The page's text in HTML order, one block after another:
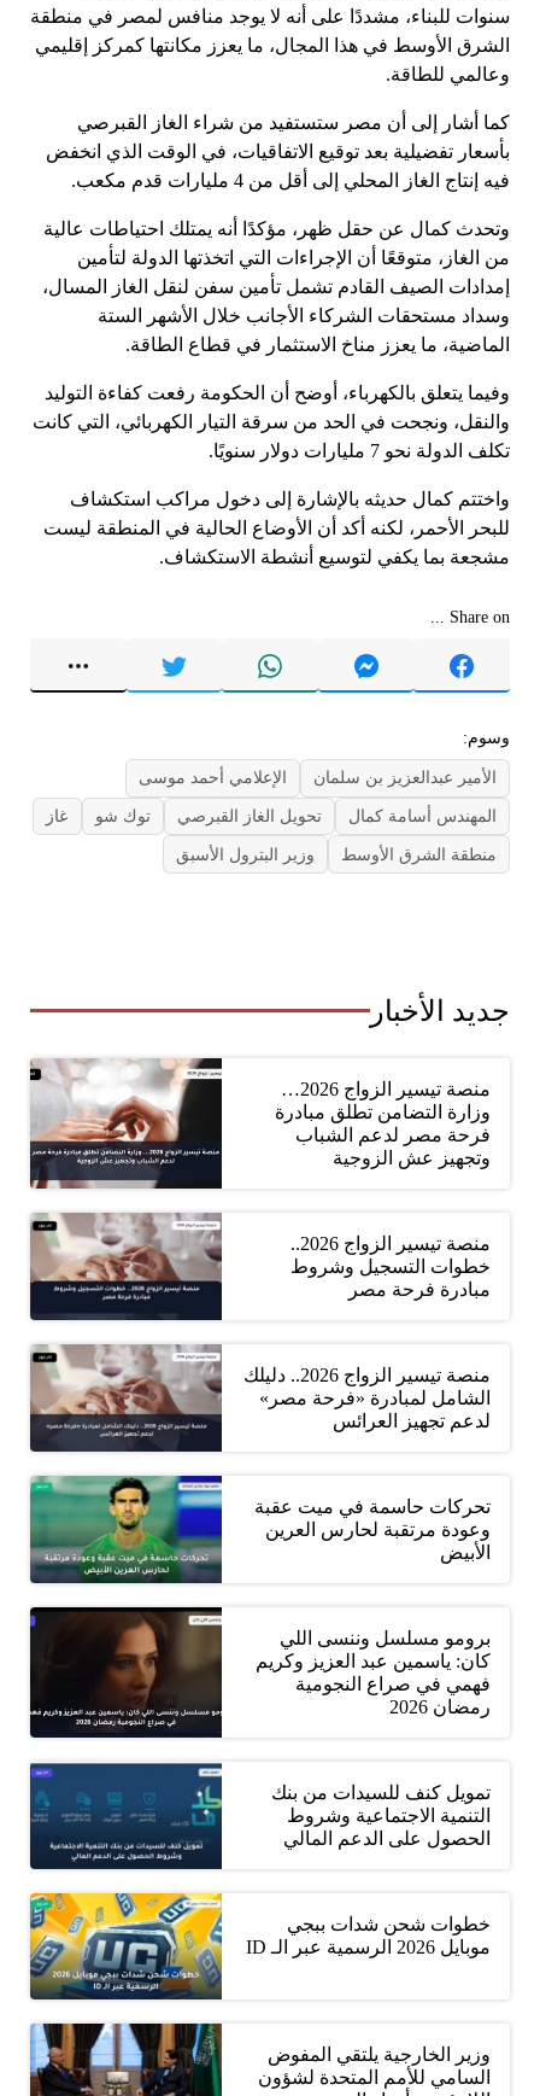
سنوات للبناء، مشددًا على أنه لا يوجد منافس لمصر في منطقة
الشرق الأوسط في هذا المجال، ما يعزز مكانتها كمركز إقليمي
وعالمي للطاقة.
كما أشار إلى أن مصر ستستفيد من شراء الغاز القبرصي
بأسعار تفضيلية بعد توقيع الاتفاقيات، في الوقت الذي انخفض
فيه إنتاج الغاز المحلي إلى أقل من 4 مليارات قدم مكعب.
وتحدث كمال عن حقل ظهر، مؤكدًا أنه يمتلك احتياطات عالية
من الغاز، متوقعًا أن الإجراءات التي اتخذتها الدولة لتأمين
إمدادات الصيف القادم تشمل تأمين سفن لنقل الغاز المسال،
وسداد مستحقات الشركاء الأجانب خلال الأشهر الستة
الماضية، ما يعزز مناخ الاستثمار في قطاع الطاقة.
وفيما يتعلق بالكهرباء، أوضح أن الحكومة رفعت كفاءة التوليد
والنقل، ونجحت في الحد من سرقة التيار الكهربائي، التي كانت
تكلف الدولة نحو 7 مليارات دولار سنويًا.
واختتم كمال حديثه بالإشارة إلى دخول مراكب استكشاف
للبحر الأحمر، لكنه أكد أن الأوضاع الحالية في المنطقة ليست
مشجعة بما يكفي لتوسيع أنشطة الاستكشاف.
Share on ...
وسوم:
الأمير عبدالعزيز بن سلمان
الإعلامي أحمد موسى
المهندس أسامة كمال
تحويل الغاز القبرصي توك شو
غاز
منطقة الشرق الأوسط
وزير البترول الأسبق
جديد الأخبار
منصة تيسير الزواج 2026…
وزارة التضامن تطلق مبادرة
فرحة مصر لدعم الشباب
وتجهيز عش الزوجية
منصة تيسير الزواج 2026..
خطوات التسجيل وشروط
مبادرة فرحة مصر
منصة تيسير الزواج 2026.. دليلك
الشامل لمبادرة «فرحة مصر»
لدعم تجهيز العرائس
تحركات حاسمة في ميت عقبة
وعودة مرتقبة لحارس العرين
الأبيض
برومو مسلسل وننسى اللي
كان: ياسمين عبد العزيز وكريم
فهمي في صراع النجومية
رمضان 2026
تمويل كنف للسيدات من بنك
التنمية الاجتماعية وشروط
الحصول على الدعم المالي
خطوات شحن شدات ببجي
موبايل 2026 الرسمية عبر الـ ID
وزير الخارجية يلتقي المفوض
السامي للأمم المتحدة لشؤون